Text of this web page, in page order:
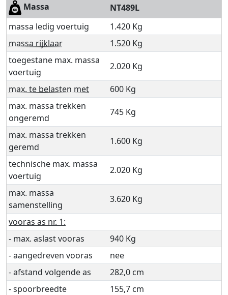
Massa
NT489L
massa ledig voertuig
1.420 Kg
massa rijklaar
1.520 Kg
toegestane max. massa
voertuig
2.020 Kg
max. te belasten met
600 Kg
max. massa trekken
ongeremd
745 Kg
max. massa trekken
geremd
1.600 Kg
technische max. massa
voertuig
2.020 Kg
max. massa
samenstelling
3.620 Kg
vooras as nr. 1:
- max. aslast vooras
940 Kg
- aangedreven vooras
nee
- afstand volgende as
282,0 cm
- spoorbreedte
155,7 cm